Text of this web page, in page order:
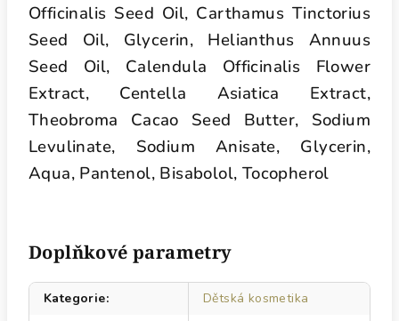
Officinalis Seed Oil, Carthamus Tinctorius
Seed Oil, Glycerin, Helianthus Annuus
Seed Oil, Calendula Officinalis Flower
Extract, Centella Asiatica Extract,
Theobroma Cacao Seed Butter, Sodium
Levulinate, Sodium Anisate, Glycerin,
Aqua, Pantenol, Bisabolol, Tocopherol
Doplňkové parametry
Kategorie:
Dětská kosmetika